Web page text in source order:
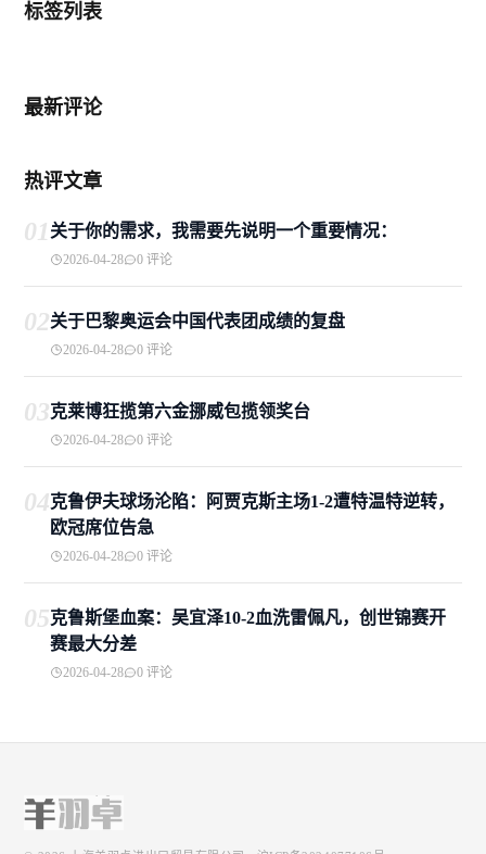
标签列表
最新评论
热评文章
01关于你的需求，我需要先说明一个重要情况：
2026-04-28 0 评论
02关于巴黎奥运会中国代表团成绩的复盘
2026-04-28 0 评论
03克莱博狂揽第六金挪威包揽领奖台
2026-04-28 0 评论
04克鲁伊夫球场沦陷：阿贾克斯主场1-2遭特温特逆转，
欧冠席位告急
2026-04-28 0 评论
05克鲁斯堡血案：吴宜泽10-2血洗雷佩凡，创世锦赛开
赛最大分差
2026-04-28 0 评论